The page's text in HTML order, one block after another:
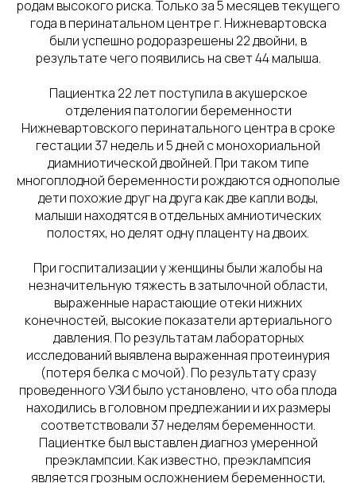
родам высокого риска. Только за 5 месяцев текущего
года в перинатальном центре г. Нижневартовска
были успешно родоразрешены 22 двойни, в
результате чего появились на свет 44 малыша.
Пациентка 22 лет поступила в акушерское
отделения патологии беременности
Нижневартовского перинатального центра в сроке
гестации 37 недель и 5 дней с монохориальной
диамниотической двойней. При таком типе
многоплодной беременности рождаются однополые
дети похожие друг на друга как две капли воды,
малыши находятся в отдельных амниотических
полостях, но делят одну плаценту на двоих.
При госпитализации у женщины были жалобы на
незначительную тяжесть в затылочной области,
выраженные нарастающие отеки нижних
конечностей, высокие показатели артериального
давления. По результатам лабораторных
исследований выявлена выраженная протеинурия
(потеря белка с мочой). По результату сразу
проведенного УЗИ было установлено, что оба плода
находились в головном предлежании и их размеры
соответствовали 37 неделям беременности.
Пациентке был выставлен диагноз умеренной
преэклампсии. Как известно, преэклампсия
является грозным осложнением беременности,